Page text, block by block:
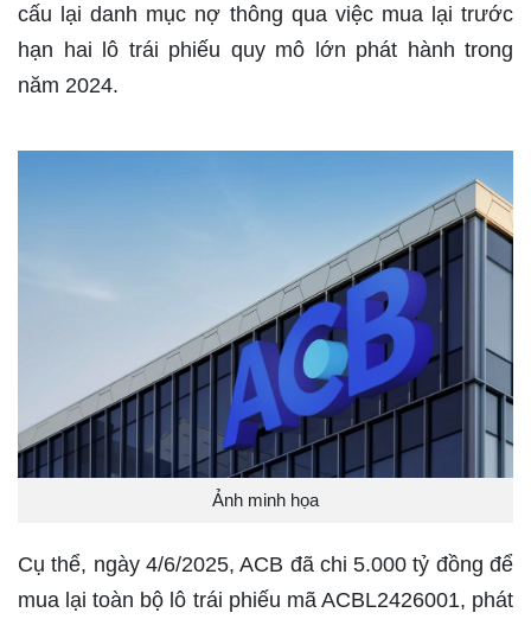
cấu lại danh mục nợ thông qua việc mua lại trước
hạn hai lô trái phiếu quy mô lớn phát hành trong
năm 2024.
Ảnh minh họa
Cụ thể, ngày 4/6/2025, ACB đã chi 5.000 tỷ đồng để
mua lại toàn bộ lô trái phiếu mã ACBL2426001, phát